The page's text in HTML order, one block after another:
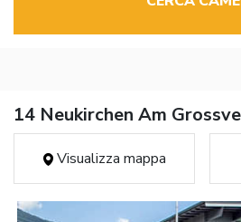
14 Neukirchen Am
Visualizza mappa